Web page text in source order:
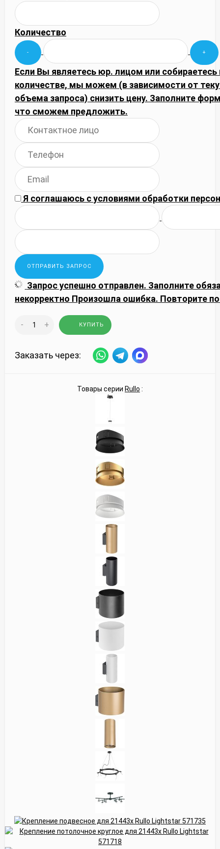
Количество
Если Вы являетесь юр. лицом или
количестве, мы можем (в зависимости от
объема запроса) снизить цену. Заполните
что сможем предложить.
Я соглашаюсь сусловиями обработки
Запрос успешно отправлен. Заполните
некорректно Произошла ошибка. Повторите
- + КУПИТЬ
Заказать через:
Товары серии Rullo :